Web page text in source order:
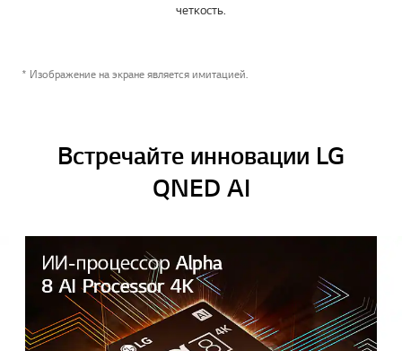
четкость.
* Изображение на экране является имитацией.
Встречайте инновации LG
QNED AI